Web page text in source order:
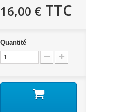
16,00 €TTC
Quantité